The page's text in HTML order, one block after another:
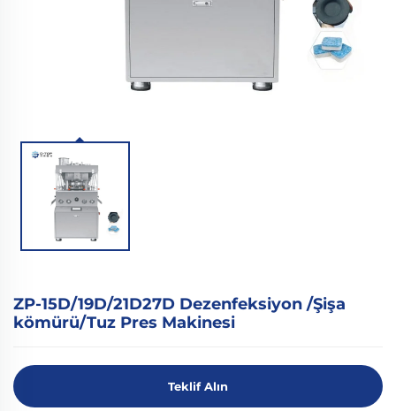
ZP-15D/19D/21D27D Dezenfeksiyon /Şişa
kömürü/Tuz Pres Makinesi
Teklif Alın